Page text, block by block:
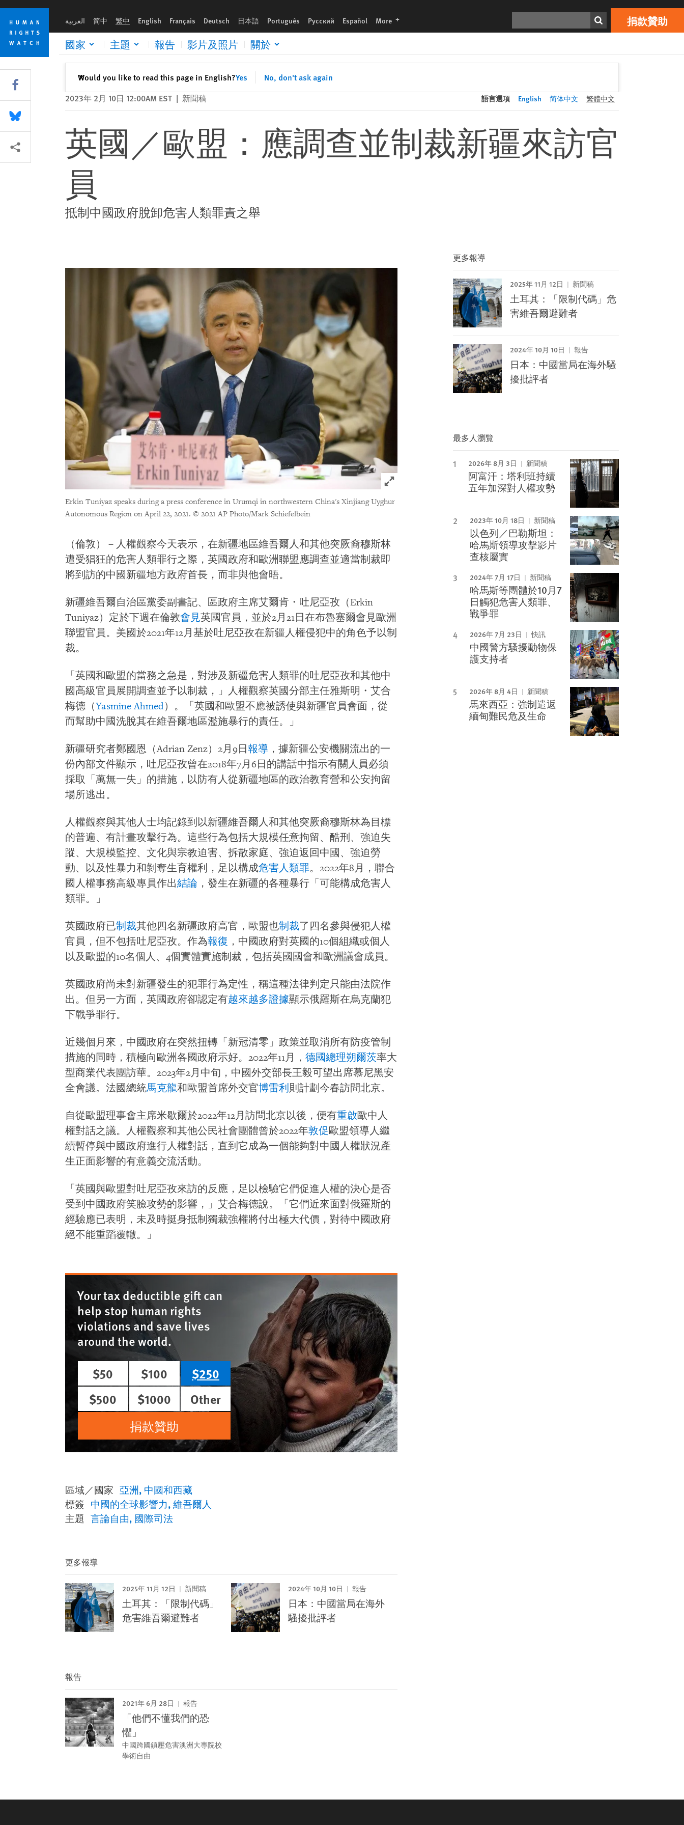
Skip
cookie
privacy
notice
Skip
main
content
العربية 简中 繁中 English Français Deutsch 日本語 Português Русский Español More languages 捐款贊助
國家 主題 報告 影片及照片 關於
Would you like to read this page in English?Yes No, don't ask again
✕關閉
Print 捐款贊助
2023年 2月 10日 12:00AM EST | 新聞稿 語言選項 English 简体中文 繁體中文
英國／歐盟：應調查並制裁新疆來訪官
員
抵制中國政府脫卸危害人類罪責之舉
Click to expand Image
Erkin Tuniyaz speaks during a press conference in Urumqi in northwestern China's Xinjiang Uyghur
Autonomous Region on April 22, 2021. © 2021 AP Photo/Mark Schiefelbein
（倫敦）－人權觀察今天表示，在新疆地區維吾爾人和其他突厥裔穆斯林
遭受猖狂的危害人類罪行之際，英國政府和歐洲聯盟應調查並適當制裁即
將到訪的中國新疆地方政府首長，而非與他會晤。
新疆維吾爾自治區黨委副書記、區政府主席艾爾肯・吐尼亞孜（Erkin
Tuniyaz）定於下週在倫敦會見英國官員，並於2月21日在布魯塞爾會見歐洲
聯盟官員。美國於2021年12月基於吐尼亞孜在新疆人權侵犯中的角色予以制
裁。
「英國和歐盟的當務之急是，對涉及新疆危害人類罪的吐尼亞孜和其他中
國高級官員展開調查並予以制裁，」人權觀察英國分部主任雅斯明・艾合
梅德（Yasmine Ahmed）。「英國和歐盟不應被誘使與新疆官員會面，從
而幫助中國洗脫其在維吾爾地區濫施暴行的責任。」
新疆研究者鄭國恩（Adrian Zenz）2月9日 報導 ，據新疆公安機關流出的一
份內部文件顯示，吐尼亞孜曾在2018年7月6日的講話中指示有關人員必須
採取「萬無一失」的措施，以防有人從新疆地區的政治教育營和公安拘留
場所逃出。
人權觀察與其他人士均記錄到以新疆維吾爾人和其他突厥裔穆斯林為目標
的普遍、有計畫攻擊行為。這些行為包括大規模任意拘留、酷刑、強迫失
蹤、大規模監控、文化與宗教迫害、拆散家庭、強迫返回中國、強迫勞
動、以及性暴力和剝奪生育權利，足以構成危害人類罪。2022年8月，聯合
國人權事務高級專員作出結論 ，發生在新疆的各種暴行「可能構成危害人
類罪。」
英國政府已制裁其他四名新疆政府高官，歐盟也制裁了四名參與侵犯人權
官員，但不包括吐尼亞孜。作為報復 ，中國政府對英國的10個組織或個人
以及歐盟的10名個人、4個實體實施制裁，包括英國國會和歐洲議會成員。
英國政府尚未對新疆發生的犯罪行為定性，稱這種法律判定只能由法院作
出。但另一方面，英國政府卻認定有越來越多證據顯示俄羅斯在烏克蘭犯
下戰爭罪行。
近幾個月來，中國政府在突然扭轉「新冠清零」政策並取消所有防疫管制
措施的同時，積極向歐洲各國政府示好。2022年11月， 德國總理朔爾茨率大
型商業代表團訪華。2023年2月中旬，中國外交部長王毅可望出席慕尼黑安
全會議。法國總統馬克龍和歐盟首席外交官博雷利 則計劃今春訪問北京。
自從歐盟理事會主席米歇爾於2022年12月訪問北京以後，便有重啟歐中人
權對話之議。人權觀察和其他公民社會團體曾於2022年敦促歐盟領導人繼
續暫停與中國政府進行人權對話，直到它成為一個能夠對中國人權狀況產
生正面影響的有意義交流活動。
「英國與歐盟對吐尼亞孜來訪的反應，足以檢驗它們促進人權的決心是否
受到中國政府笑臉攻勢的影響，」艾合梅德說。「它們近來面對俄羅斯的
經驗應已表明，未及時挺身抵制獨裁強權將付出極大代價，對待中國政府
絕不能重蹈覆轍。」
Your tax deductible gift can
help stop human rights
violations and save lives
around the world.
$50
$100
$250
$500
$1000
Other
捐款贊助
區域／國家 亞洲 中國和西藏
標簽 中國的全球影響力 維吾爾人
主題 言論自由 國際司法
更多報導
2025年 11月 12日 新聞稿
土耳其：「限制代碼」
危害維吾爾避難者
2024年 10月 10日 報告
日本：中國當局在海外
騷擾批評者
報告
2021年 6月 28日 報告
「他們不懂我們的恐
懼」
中國跨國鎮壓危害澳洲大專院校
學術自由
更多報導
2025年 11月 12日 新聞稿
土耳其：「限制代碼」危
害維吾爾避難者
2024年 10月 10日 報告
日本：中國當局在海外騷
擾批評者
最多人瀏覽
2026年 8月 3日 新聞稿
阿富汗：塔利班持續
五年加深對人權攻勢
2023年 10月 18日 新聞稿
以色列／巴勒斯坦：
哈馬斯領導攻擊影片
查核屬實
2024年 7月 17日 新聞稿
哈馬斯等團體於10月7
日觸犯危害人類罪、
戰爭罪
2026年 7月 23日 快訊
中國警方騷擾動物保
護支持者
2026年 8月 4日 新聞稿
馬來西亞：強制遣返
緬甸難民危及生命
Share this via Facebook
Share this via Bluesky
More sharing options